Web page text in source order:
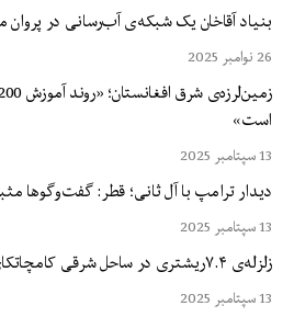
بنیاد آقاخان یک شبکه‌ی آب‌رسانی در پروان
26 نوامبر 2025
است»
13 سپتامبر 2025
دیدار ترامپ با آل ثانی؛ قطر: گفت‌وگوها
13 سپتامبر 2025
زلزله‌ی ۷.۴ریشتری در ساحل شرقی کامچاتکای روسیه رخ داد
13 سپتامبر 2025